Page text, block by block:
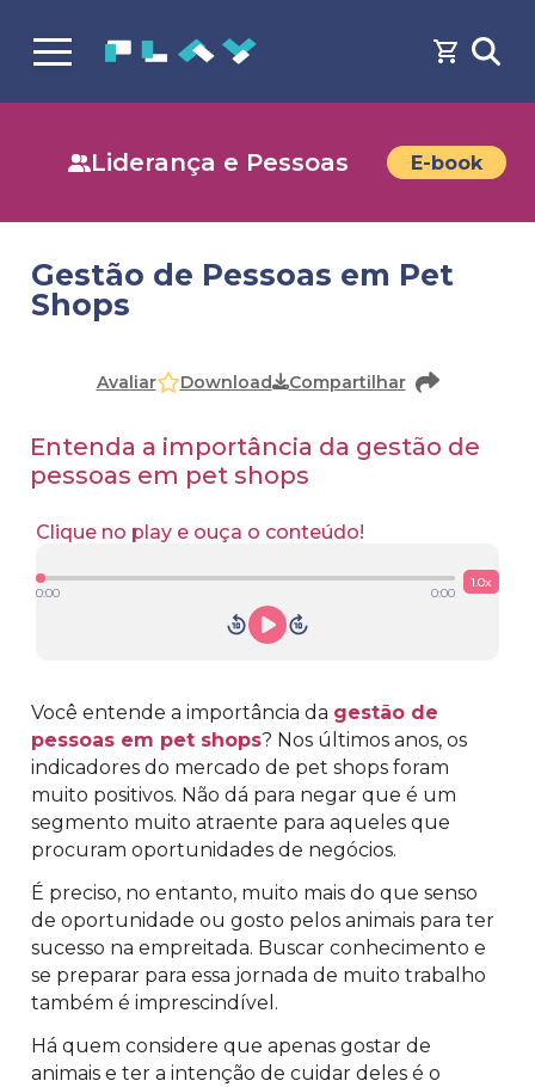
Liderança e Pessoas E-book
Gestão de Pessoas em Pet
Shops
cadastro para acessar o conteúdo
Avaliar Download Compartilhar
Entenda a importância da gestão de
pessoas em pet shops
Clique no play e ouça o conteúdo!
0:00 0:00
1.0x
Você entende a importância da gestão de
pessoas em pet shops? Nos últimos anos, os
indicadores do mercado de pet shops foram
muito positivos. Não dá para negar que é um
segmento muito atraente para aqueles que
procuram oportunidades de negócios.
É preciso, no entanto, muito mais do que senso
de oportunidade ou gosto pelos animais para ter
sucesso na empreitada. Buscar conhecimento e
se preparar para essa jornada de muito trabalho
também é imprescindível.
Há quem considere que apenas gostar de
animais e ter a intenção de cuidar deles é o